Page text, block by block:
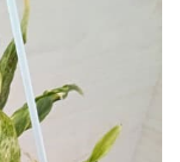
ス：テルノサンシャイン